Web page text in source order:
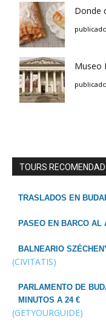
Donde
Museo
TOURS
TRASLADOS EN
PASEO EN BARCO AL
BALNEARIO
(CIVITATIS)
PARLAMENTO DE
MINUTOS A 24 €
(GETYOURGUIDE)